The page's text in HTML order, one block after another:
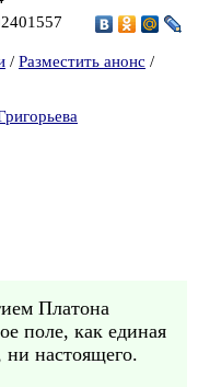
/ Разместить анонс /
Платона
поле, как единая
настоящего.